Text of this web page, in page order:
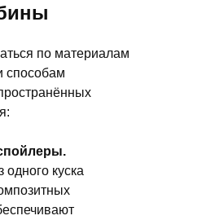
по материалам
способам
одного куска